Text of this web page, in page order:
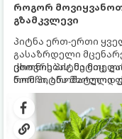
როგორ
გზამკვლევი
პიტნა ერთ-ერთი
გასაზრდელი
ცხოვრებას, მეტიც,
რომ პიტნა მხოლოდ
გრუნტში (ბაღში)
სწრაფად
ქოთნის პიტნა
ნორჩი, არომატული
კერძებისთვის.